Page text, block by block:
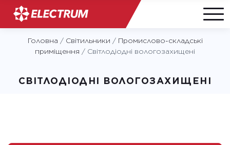
Головна / Світильники / Промислово-складські
приміщення / Світлодіодні вологозахищені
СВІТЛОДІОДНІ ВОЛОГОЗАХИЩЕНІ